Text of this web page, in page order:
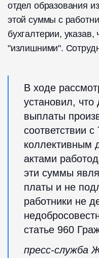
отдел образования
этой суммы с
бухгалтерии,
"излишними".
В ходе
установил,
выплаты
соответствии
коллективным
актами
эти суммы
платы и не
работники не
статье 960
пресс-служба